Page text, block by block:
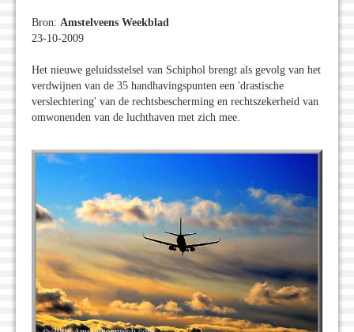
Bron: Amstelveens Weekblad
23-10-2009
Het nieuwe geluidsstelsel van Schiphol brengt als gevolg van het
verdwijnen van de 35 handhavingspunten een 'drastische
verslechtering' van de rechtsbescherming en rechtszekerheid van
omwonenden van de luchthaven met zich mee.